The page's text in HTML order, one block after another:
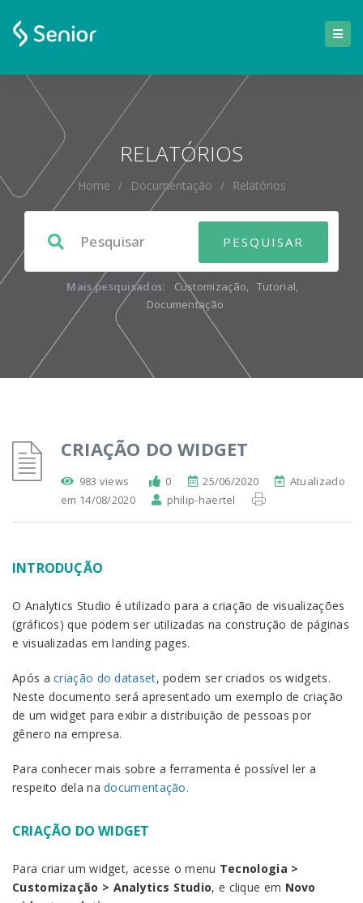
RELATÓRIOS
Home / Documentação / Relatórios
Mais pesquisados: Customização, Tutorial,
Documentação
CRIAÇÃO DO WIDGET
983 views 0 25/06/2020
Atualizado
em 14/08/2020
philip-haertel
INTRODUÇÃO
O Analytics Studio é utilizado para a criação de visualizações
(gráficos) que podem ser utilizadas na construção de páginas
e visualizadas em landing pages.
Após acriação do dataset, podem ser criados os widgets.
Neste documento será apresentado um exemplo de criação
de um widget para exibir a distribuição de pessoas por
gênero na empresa.
Para conhecer mais sobre a ferramenta é possível ler a
respeito dela nadocumentação.
CRIAÇÃO DO WIDGET
Para criar um widget, acesse o menu Tecnologia >
Customização > Analytics Studio, e clique em Novo